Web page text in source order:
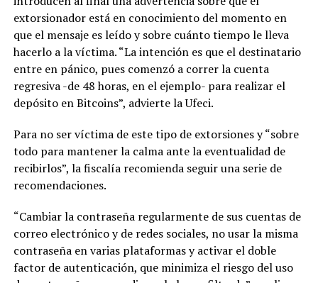
extorsionador está en conocimiento del momento en
que el mensaje es leído y sobre cuánto tiempo le lleva
hacerlo a la víctima. “La intención es que el destinatario
entre en pánico, pues comenzó a correr la cuenta
regresiva -de 48 horas, en el ejemplo- para realizar el
depósito en Bitcoins”, advierte la Ufeci.
Para no ser víctima de este tipo de extorsiones y “sobre
todo para mantener la calma ante la eventualidad de
recibirlos”, la fiscalía recomienda seguir una serie de
recomendaciones.
“Cambiar la contraseña regularmente de sus cuentas de
correo electrónico y de redes sociales, no usar la misma
contraseña en varias plataformas y activar el doble
factor de autenticación, que minimiza el riesgo del uso